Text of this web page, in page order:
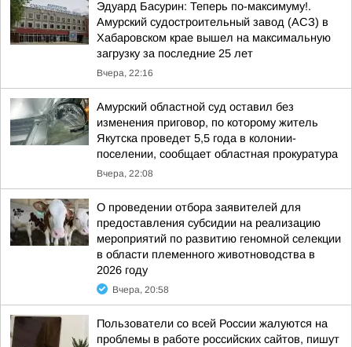
Эдуард Басурин: Теперь по-максимуму!.
Амурский судостроительный завод (АСЗ) в
Хабаровском крае вышел на максимальную
загрузку за последние 25 лет
Вчера, 22:16
Амурский областной суд оставил без
изменения приговор, по которому житель
Якутска проведет 5,5 года в колонии-
поселении, сообщает областная прокуратура
Вчера, 22:08
О проведении отбора заявителей для
предоставления субсидии на реализацию
мероприятий по развитию геномной селекции
в области племенного животноводства в
2026 году
Вчера, 20:58
Пользователи со всей России жалуются на
проблемы в работе российских сайтов, пишут